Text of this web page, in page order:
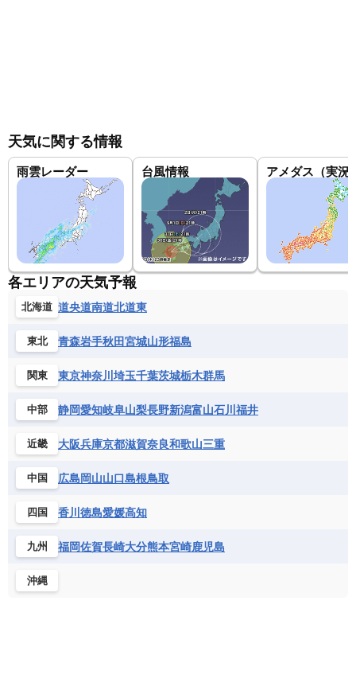
天気に関する情報
雨雲レーダー 台風情報 アメダス（実況
各エリアの天気予報
北海道 道央道南道北道東
東北 青森岩手秋田宮城山形福島
関東 東京神奈川 埼玉千葉茨城栃木群馬
中部 静岡愛知岐阜山梨長野新潟富山石川 福井
近畿 大阪兵庫京都滋賀奈良和歌山三重
中国 広島岡山山口島根鳥取
四国 香川 徳島愛媛高知
九州 福岡佐賀長崎大分熊本宮崎鹿児島
沖縄